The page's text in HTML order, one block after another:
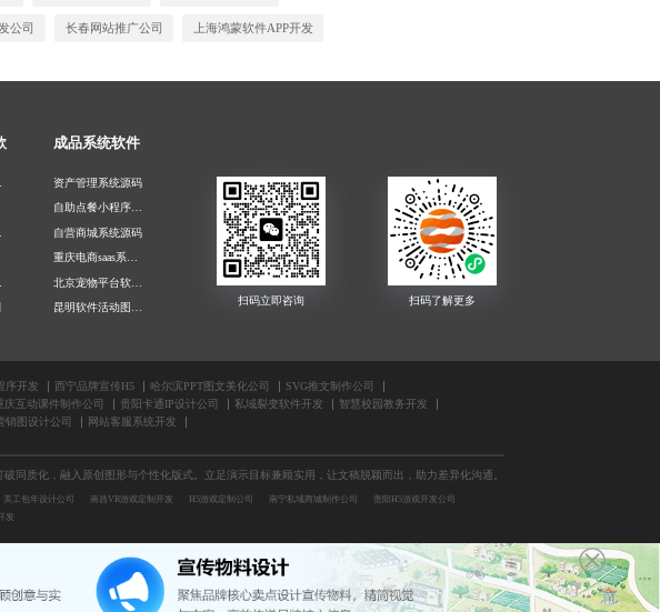
公司 长春网站推广公司 上海鸿蒙软件APP开发
司
成品系统软件
资产管理系统源码
自助点餐小程序开发
自营商城系统源码
重庆电商saas系统开发
昆明软件活动图设计
自主点餐系统开发
文娱系统开发公司
序开发 西宁品牌宣传H5 哈尔滨PPT图文美化公司
SVG推文制作公司
庆互动课件制作公司 贵阳卡通IP设计公司 私域裂变软件开发
智慧校园教务开发
销图设计公司 网站客服系统开发
破同质化，融入原创图形与个性化版式。立足演示目标兼顾实用，让文稿脱颖而出，助力差异化沟通。
美工包年设计公司 南昌VR游戏定制开发 H5游戏定制公司 南宁私域商城制作公司
贵阳H5游戏开发公司
发